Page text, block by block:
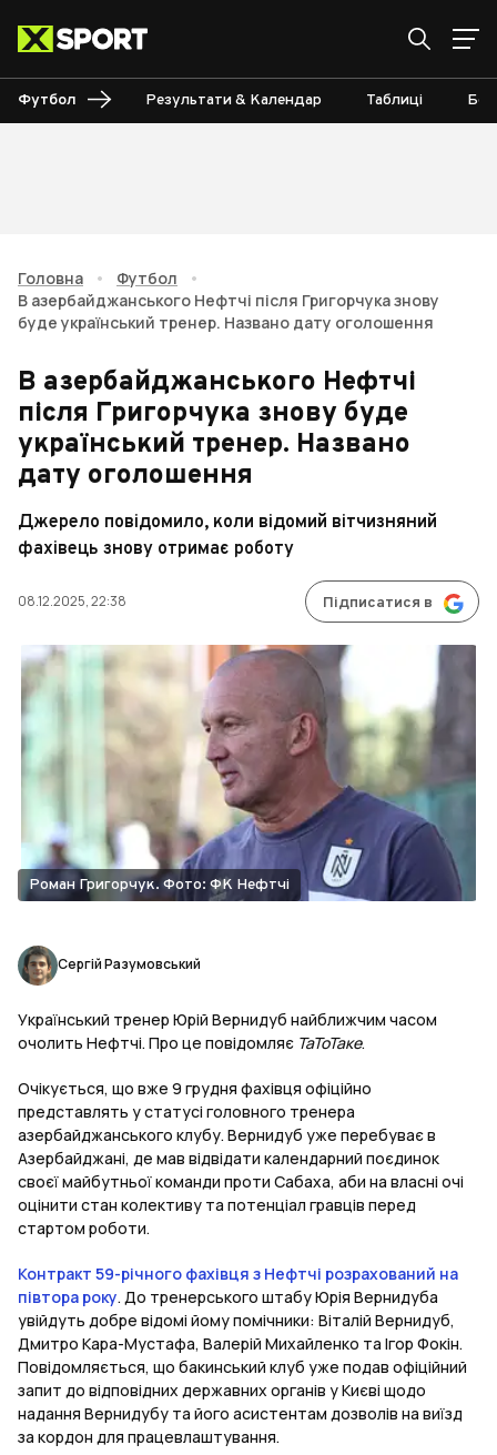
Футбол Результати & Календар Таблиці
Головна • Футбол
•
В азербайджанського Нефтчі після Григорчука знову
буде український тренер. Названо дату оголошення
В азербайджанського Нефтчі
після Григорчука знову буде
український тренер. Названо
дату оголошення
Джерело повідомило, коли відомий вітчизняний
фахівець знову отримає роботу
08.12.2025, 22:38 Підписатися в
Роман Григорчук. Фото: ФК Нефтчі
Сергій Разумовський
Український тренер Юрій Вернидуб найближчим часом
очолить Нефтчі. Про це повідомляє ТаТоТаке.
Очікується, що вже 9 грудня фахівця офіційно
представлять у статусі головного тренера
азербайджанського клубу. Вернидуб уже перебуває в
Азербайджані, де мав відвідати календарний поєдинок
своєї майбутньої команди проти Сабаха, аби на власні очі
оцінити стан колективу та потенціал гравців перед
стартом роботи.
Контракт 59-річного фахівця з Нефтчі розрахований на
півтора року. До тренерського штабу Юрія Вернидуба
увійдуть добре відомі йому помічники: Віталій Вернидуб,
Дмитро Кара-Мустафа, Валерій Михайленко та Ігор Фокін.
Повідомляється, що бакинський клуб уже подав офіційний
запит до відповідних державних органів у Києві щодо
надання Вернидубу та його асистентам дозволів на виїзд
за кордон для працевлаштування.